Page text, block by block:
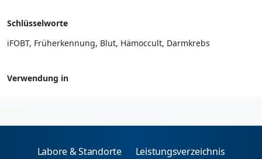
Schlüsselworte
iFOBT, Früherkennung, Blut, Hämoccult, Darmkrebs
Verwendung in
2026-08-06
Labore & Standorte Leistungsverzeichnis